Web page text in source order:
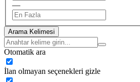
—
Arama Kelimesi
Otomatik ara
İlan olmayan seçenekleri gizle